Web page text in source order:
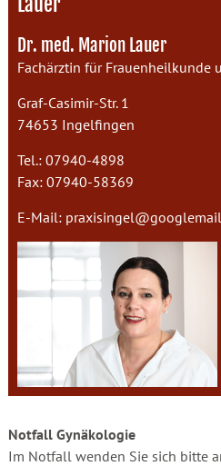
Dr. med. Marion Lauer
Fachärztin für Frauenheilkunde
Graf-Casimir-Str. 1
74653 Ingelfingen
Tel.: 07940-4898
Fax: 07940-58369
E-Mail:
Notfall Gynäkologie
Im Notfall wenden Sie sich bitte